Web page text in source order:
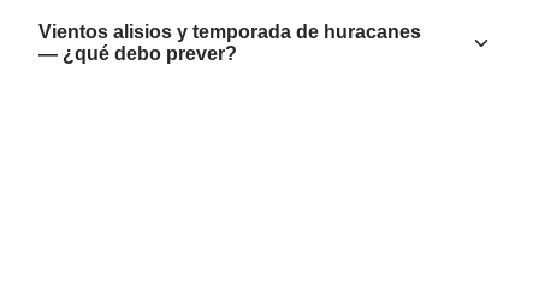
Vientos alisios y temporada de huracanes
— ¿qué debo prever?